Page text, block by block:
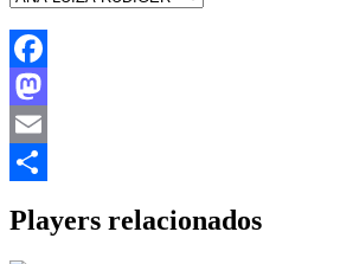
Facebook
Mastodon
Email
Players relacionados